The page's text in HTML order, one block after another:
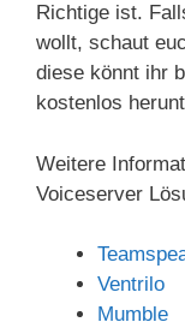
Richtige ist.
wollt, schaut
diese könnt ihr
kostenlos
Weitere
Voiceserver
Ventrilo
Mumble